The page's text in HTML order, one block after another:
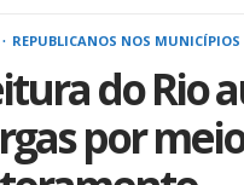
REPUBLICANOS NOS MUNICÍPIOS
do Rio
por